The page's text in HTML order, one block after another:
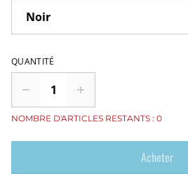
QUANTITÉ
NOMBRE D'ARTICLES RESTANTS : 0
Acheter